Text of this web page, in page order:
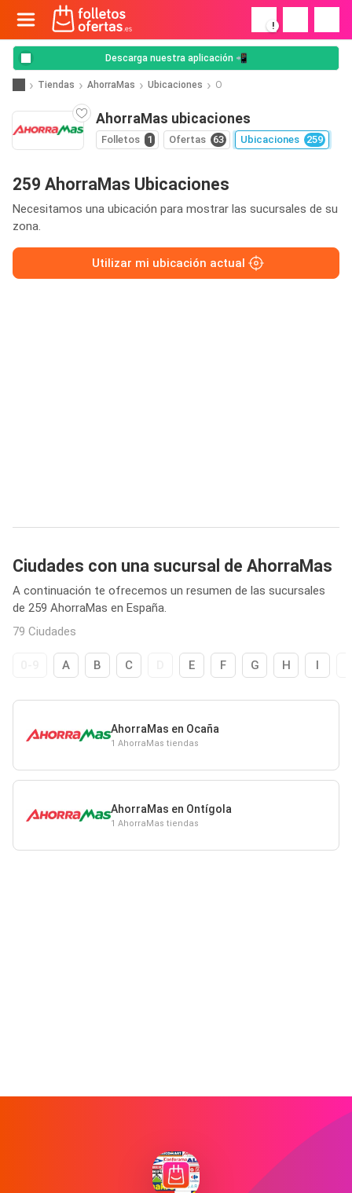
!
Descarga nuestra aplicación 📲
Tiendas AhorraMas Ubicaciones O
AhorraMas ubicaciones
Folletos 1 Ofertas 63 Ubicaciones 259
259 AhorraMas Ubicaciones
Necesitamos una ubicación para mostrar las sucursales de su
zona.
Utilizar mi ubicación actual
Ciudades con una sucursal de AhorraMas
A continuación te ofrecemos un resumen de las sucursales
de 259 AhorraMas en España.
79 Ciudades
A B C E F G H I
AhorraMas en Ocaña
1 AhorraMas tiendas
AhorraMas en Ontígola
1 AhorraMas tiendas